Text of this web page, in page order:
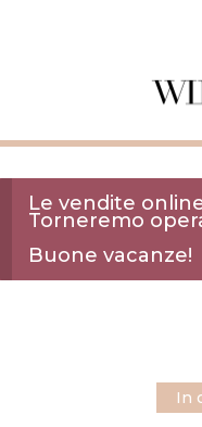
Le vendite
Torneremo
Buone vacanze!
In